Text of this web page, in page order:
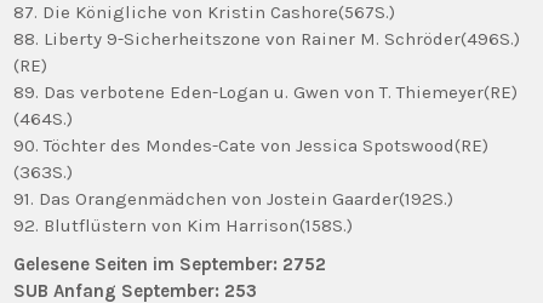
87. Die Königliche von Kristin Cashore(567S.)
88. Liberty 9-Sicherheitszone von Rainer M. Schröder(496S.)
(RE)
89. Das verbotene Eden-Logan u. Gwen von T. Thiemeyer(RE)
(464S.)
90. Töchter des Mondes-Cate von Jessica Spotswood(RE)
(363S.)
91. Das Orangenmädchen von Jostein Gaarder(192S.)
92. Blutflüstern von Kim Harrison(158S.)
Gelesene Seiten im September: 2752
SUB Anfang September: 253